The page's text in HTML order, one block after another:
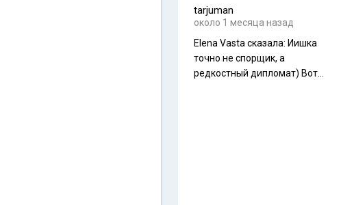
tarjuman
около 1 месяца назад
Elena Vasta сказалa: Иишка
точно не спорщик, а
редкостный дипломат) Вот,